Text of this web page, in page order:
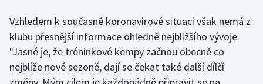
Lezení
Lyže a snowboard
Vzhledem k současné koronavirové situaci však nemá z
klubu přesnější informace ohledně nejbližšího vývoje.
"Jasné je, že tréninkové kempy začnou obecně co
nejblíže nové sezoně, dají se čekat také další dílčí